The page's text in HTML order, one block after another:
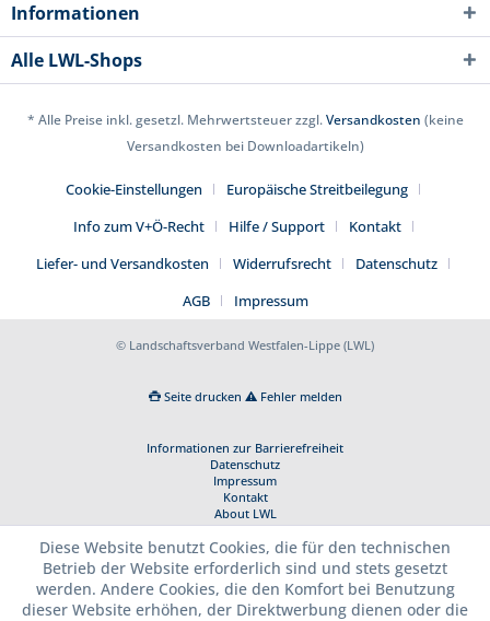
Informationen
Alle LWL-Shops
* Alle Preise inkl. gesetzl. Mehrwertsteuer zzgl.Versandkosten (keine
Versandkosten bei Downloadartikeln)
Cookie-Einstellungen
Europäische Streitbeilegung
Info zum V+Ö-Recht
Hilfe / Support
Kontakt
Liefer- und Versandkosten
Widerrufsrecht
Datenschutz
AGB
Impressum
© Landschaftsverband Westfalen-Lippe (LWL)
Seite drucken Fehler melden
Informationen zur Barrierefreiheit
Datenschutz
Impressum
Kontakt
About LWL
Diese Website benutzt Cookies, die für den technischen
Betrieb der Website erforderlich sind und stets gesetzt
werden. Andere Cookies, die den Komfort bei Benutzung
dieser Website erhöhen, der Direktwerbung dienen oder die